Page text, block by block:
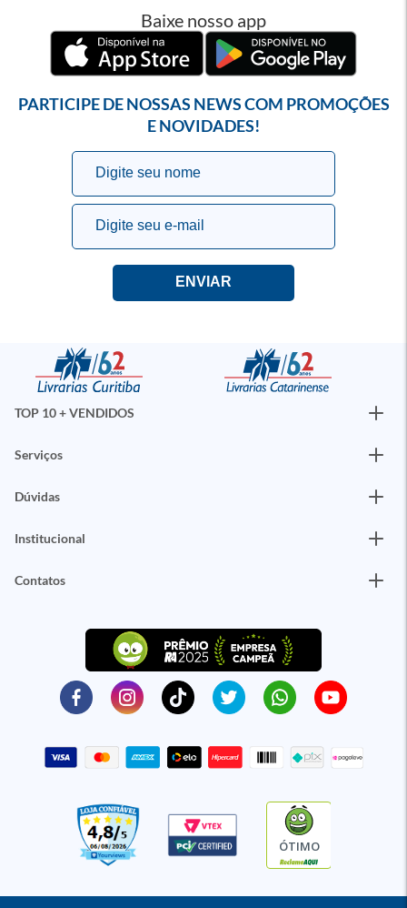
Baixe nosso app
PARTICIPE DE NOSSAS NEWS COM PROMOÇÕES
E NOVIDADES!
TOP 10 + VENDIDOS
Serviços
Dúvidas
Institucional
Contatos
ÓTIMO